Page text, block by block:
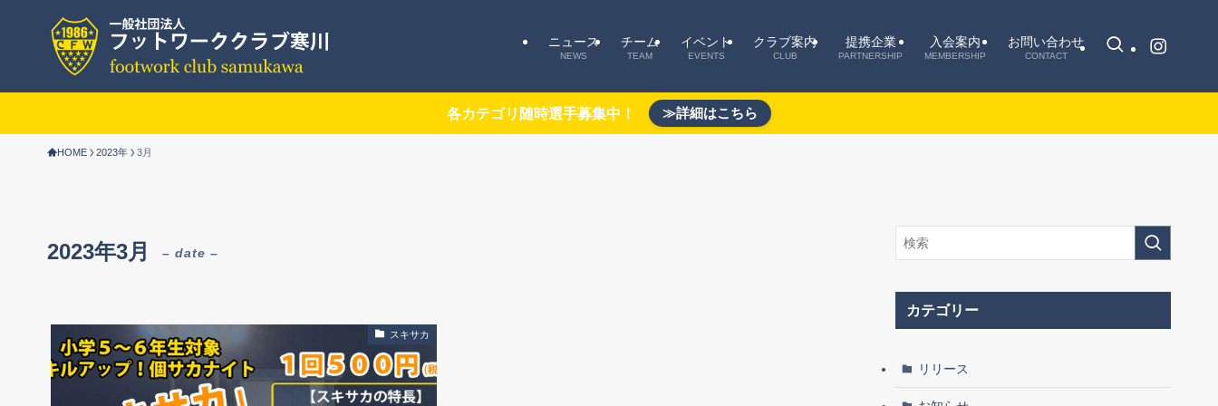
ニュース
NEWS
チーム
TEAM
イベント
EVENTS
クラブ案内
CLUB
提携企業
PARTNERSHIP
入会案内
MEMBERSHIP
お問い合わせ
CONTACT
各カテゴリ随時選手募集中！ ≫詳細はこちら
HOME 2023年 3月
2023年3月 – date –
スキサカ
カテゴリー
リリース